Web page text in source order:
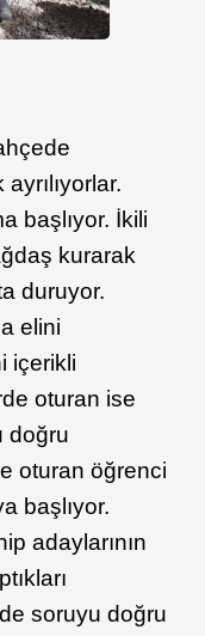
başlıyor. İkili
kurarak
duruyor.
elini
içerikli
oturan ise
doğru
oturan öğrenci
başlıyor.
adaylarının
soruyu doğru